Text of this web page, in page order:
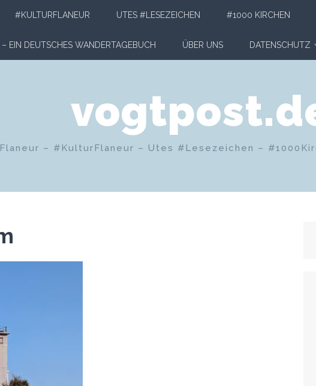
#KULTURFLANEUR UTES #LESEZEICHEN #1000 KIRCHEN
EIN DEUTSCHES WANDERTAGEBUCH ÜBER UNS DATENSCHUTZ
– #KulturFlaneur – Utes #Lesezeichen –